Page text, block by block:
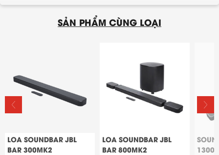
SẢN PHẨM CÙNG LOẠI
LOA SOUNDBAR JBL
BAR 300MK2
LOA SOUNDBAR JBL
BAR 800MK2
1300